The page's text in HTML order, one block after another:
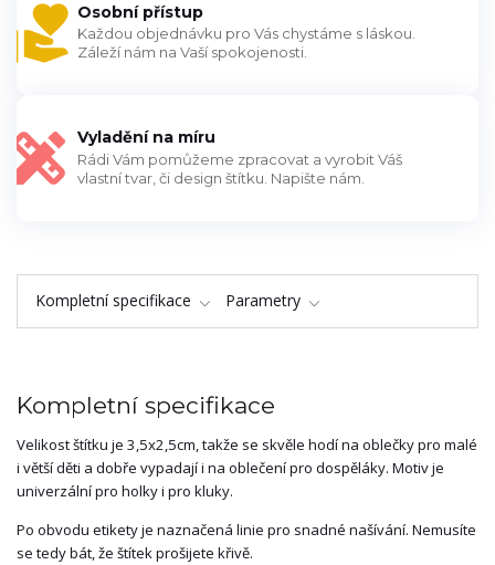
Osobní přístup
Každou objednávku pro Vás chystáme s láskou.
Záleží nám na Vaší spokojenosti.
Vyladění na míru
Rádi Vám pomůžeme zpracovat a vyrobit Váš
vlastní tvar, či design štítku. Napište nám.
Kompletní specifikace Parametry
Kompletní specifikace
Velikost štítku je 3,5x2,5cm, takže se skvěle hodí na oblečky pro malé
i větší děti a dobře vypadají i na oblečení pro dospěláky. Motiv je
univerzální pro holky i pro kluky.
Po obvodu etikety je naznačená linie pro snadné našívání. Nemusíte
se tedy bát, že štítek prošijete křivě.